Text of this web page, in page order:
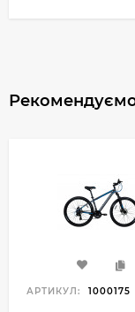
АРТИКУЛ: 1000175